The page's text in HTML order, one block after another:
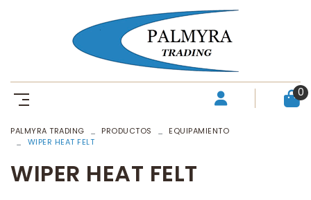
0
PALMYRA TRADING PRODUCTOS
EQUIPAMIENTO
WIPER HEAT FELT
WIPER HEAT FELT